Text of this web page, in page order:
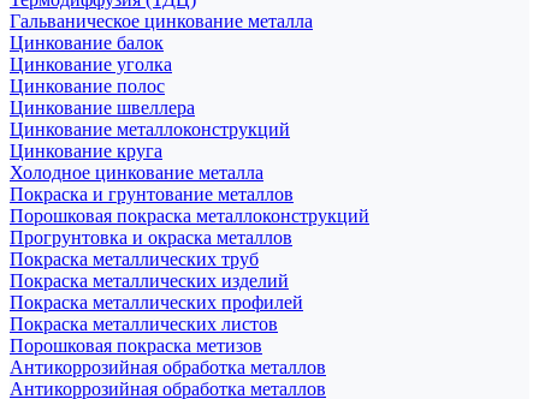
Гальваническое цинкование металла
Цинкование балок
Цинкование уголка
Цинкование полос
Цинкование швеллера
Цинкование металлоконструкций
Цинкование круга
Холодное цинкование металла
Покраска и грунтование металлов
Порошковая покраска металлоконструкций
Прогрунтовка и окраска металлов
Покраска металлических труб
Покраска металлических изделий
Покраска металлических профилей
Покраска металлических листов
Порошковая покраска метизов
Антикоррозийная обработка металлов
Антикоррозийная обработка металлов